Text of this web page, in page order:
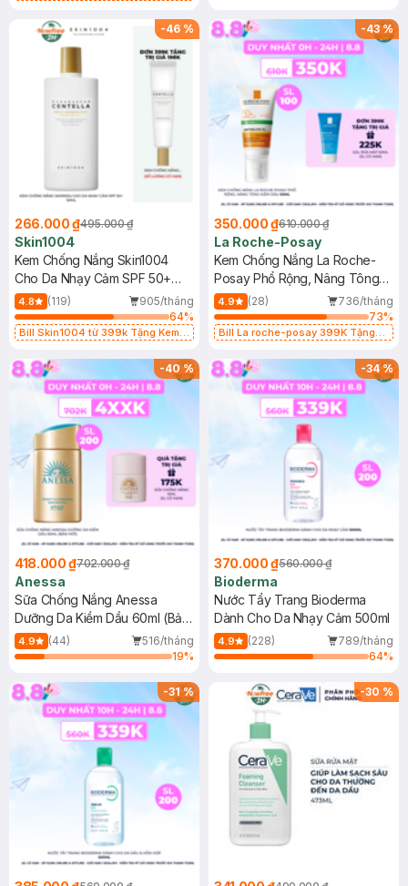
25ml (SL Có Hạn)
-46 %
266.000 ₫495.000 ₫
Skin1004
Kem Chống Nắng Skin1004
Cho Da Nhạy Cảm SPF 50+
50ml
4.8 (119)
905/tháng
64%
Bill Skin1004 từ 399k Tặng Kem
SPF 50+ 20ml (SL Có Hạn)
-43%
350.000 ₫610.000 ₫
La Roche-Posay
Kem Chống Nắng La Roche-
Posay Phổ Rộng, Nâng Tông
Kiềm Dầu 50ml
4.9 (28)
736/tháng
73%
Bill La roche-posay 399K Tặng
(SL có hạn)
-40%
418.000 ₫702.000 ₫
Anessa
Sữa Chống Nắng Anessa
Dưỡng Da Kiềm Dầu 60ml (Bản
Mới)
4.9 (44)
516/tháng
19%
-34%
370.000 ₫560.000 ₫
Bioderma
Nước Tẩy Trang Bioderma
Dành Cho Da Nhạy Cảm 500ml
4.9 (228)
789/tháng
64%
-31% -30 %